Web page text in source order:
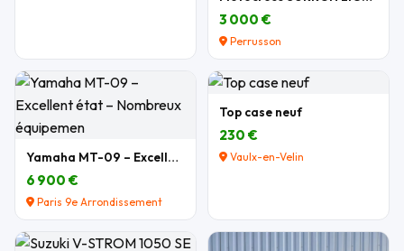
3 000 €
Perrusson
Yamaha MT-09 – Excellent état – Nombreux équipemen
6 900 €
Paris 9e Arrondissement
Top case neuf
230 €
Vaulx-en-Velin